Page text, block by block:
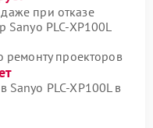
даже при отказе
Sanyo PLC-XP100L
ремонту проекторов
PLC-XP100L в